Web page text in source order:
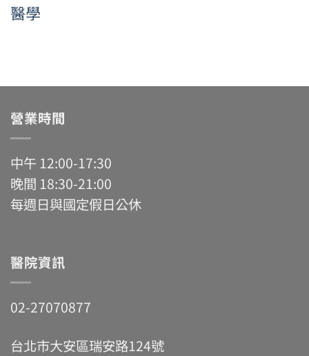
醫學
營業時間
中午 12:00-17:30
晚間 18:30-21:00
每週日與國定假日公休
醫院資訊
02-27070877
台北市大安區瑞安路124號